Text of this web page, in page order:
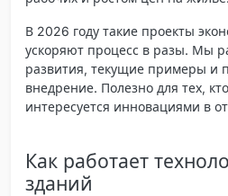
В 2026 году такие проекты
ускоряют процесс в разы. Мы
развития, текущие примеры и
внедрение. Полезно для тех,
интересуется инновациями в
Как работает
зданий